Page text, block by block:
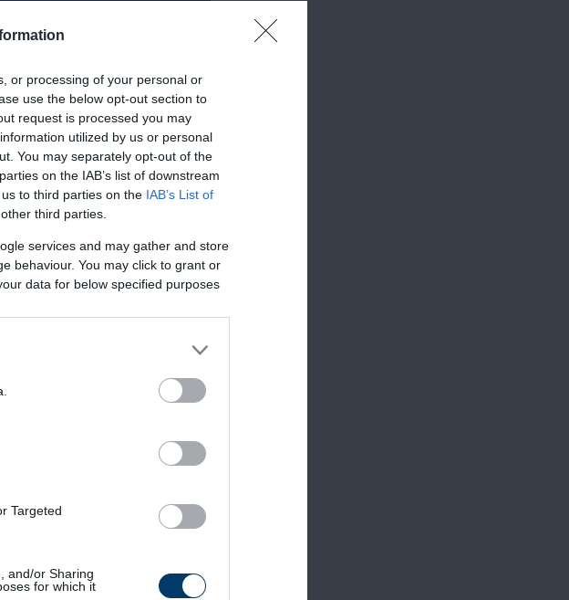
or processing of your personal or
use the below opt-out section to
request is processed you may
utilized by us or personal
You may separately opt-out of the
on the IAB’s list of downstream
to third parties on the IAB’s List of
third parties.
services and may gather and store
behaviour. You may click to grant or
data for below specified purposes
Targeted
and/or Sharing
for which it
hogy helyes
is.